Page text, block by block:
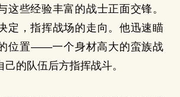
这些经验丰富的战士正面交锋。
定，指挥战场的走向。他迅速瞄
位置——一个身材高大的蛮族战
的队伍后方指挥战斗。